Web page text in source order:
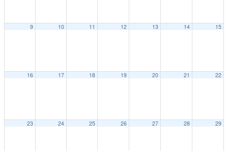
9 10 11 12 13 14 15
16 17 18 19 20 21 22
23 24 25 26 27 28 29